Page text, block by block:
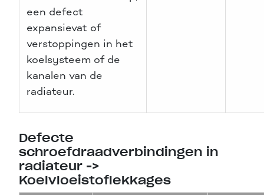
een defect
expansievat of
verstoppingen in het
koelsysteem of de
kanalen van de
radiateur.
Defecte
schroefdraadverbindingen in
radiateur ->
Koelvloeistoflekkages